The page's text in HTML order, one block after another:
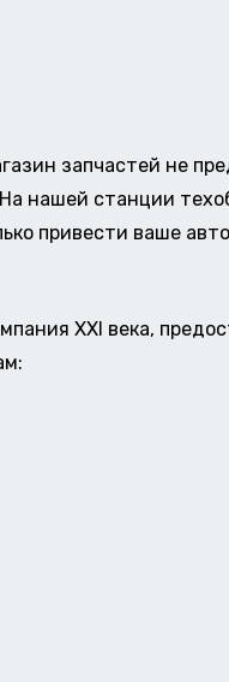
запчастей не
нашей станции
привести ваше
XXI века,